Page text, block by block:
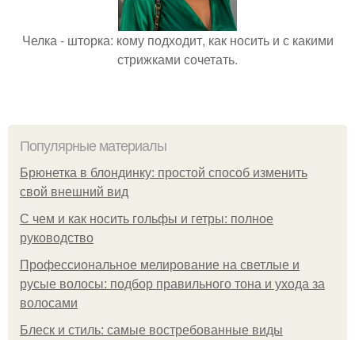
Челка - шторка: кому подходит, как носить и с какими
стрижками сочетать.
Популярные материалы
Брюнетка в блондинку: простой способ изменить
свой внешний вид
С чем и как носить гольфы и гетры: полное
руководство
Профессиональное мелирование на светлые и
русые волосы: подбор правильного тона и ухода за
волосами
Блеск и стиль: самые востребованные виды